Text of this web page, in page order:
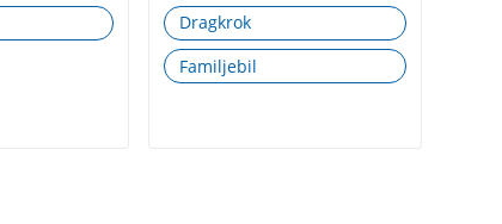
Dragkrok
Familjebil